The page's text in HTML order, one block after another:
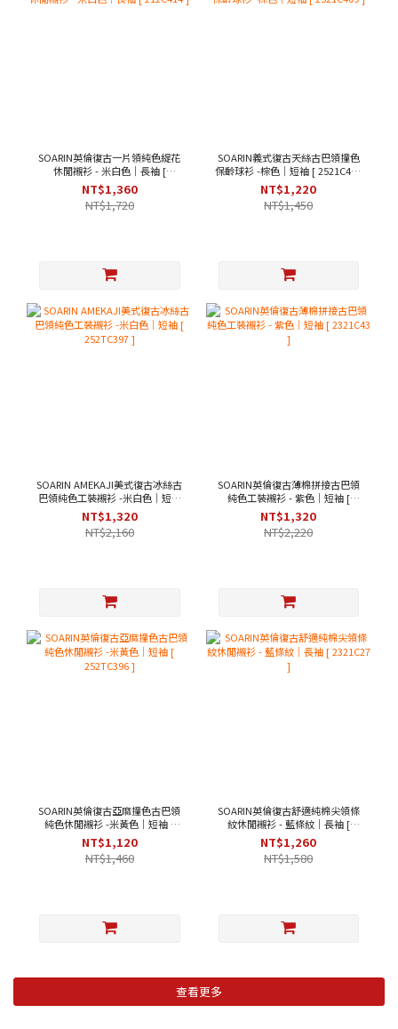
SOARIN英倫復古一片領純色緹花
休閒襯衫 - 米白色｜長袖 [
212C414 ]
NT$1,360
NT$1,720
SOARIN義式復古天絲古巴領撞色
保齡球衫 -棕色｜短袖 [ 2521C409
]
NT$1,220
NT$1,450
SOARIN AMEKAJI美式復古冰絲古
巴領純色工裝襯衫 -米白色｜短袖
[ 252TC397 ]
NT$1,320
NT$2,160
SOARIN英倫復古薄棉拼接古巴領
純色工裝襯衫 - 紫色｜短袖 [
2321C43 ]
NT$1,320
NT$2,220
SOARIN英倫復古亞麻撞色古巴領
純色休閒襯衫 -米黃色｜短袖 [
252TC396 ]
NT$1,120
NT$1,460
SOARIN英倫復古舒適純棉尖領條
紋休閒襯衫 - 藍條紋｜長袖 [
2321C27 ]
NT$1,260
NT$1,580
查看更多